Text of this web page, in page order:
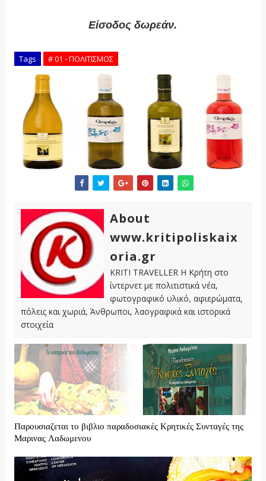
Είσοδος δωρεάν.
Tags # 01 - ΠΟΛΙΤΙΣΜΟΣ
About
www.kritipoliskaix
oria.gr
KRITI TRAVELLER Η Κρήτη στο
ίντερνετ με πολιτιστικά νέα,
φωτογραφικό υλικό, αφιερώματα,
πόλεις και χωριά, Άνθρωποι, λαογραφικά και ιστορικά
στοιχεία
Παρουσιαζεται το βιβλιο παραδοσιακές Κρητικές Συνταγές της
Μαρινας Λαδωμενου